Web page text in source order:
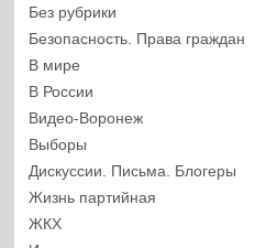
Без рубрики
Безопасность. Права граждан
В мире
В России
Видео-Воронеж
Выборы
Дискуссии. Письма. Блогеры
Жизнь партийная
ЖКХ